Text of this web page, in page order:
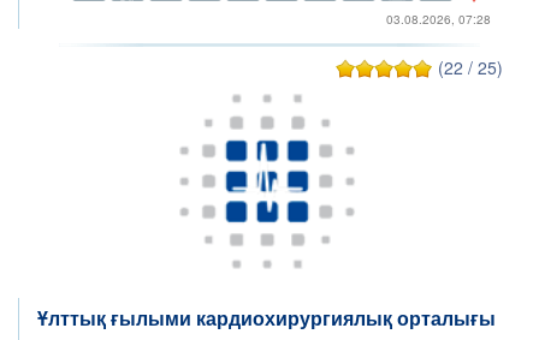
03.08.2026, 07:28
(22 / 25)
Ұлттық ғылыми кардиохирургиялық орталығы